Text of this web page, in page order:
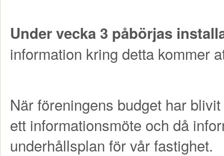
Under vecka 3 påbörjas
information kring detta kommer
När föreningens budget har
ett informationsmöte och då
underhållsplan för vår fastighet.